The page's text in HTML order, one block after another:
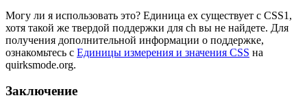
Могу ли я использовать это? Единица ex существует с CSS1,
хотя такой же твердой поддержки для ch вы не найдете. Для
получения дополнительной информации о поддержке,
ознакомьтесь с Единицы измерения и значения CSS на
quirksmode.org.
Заключение